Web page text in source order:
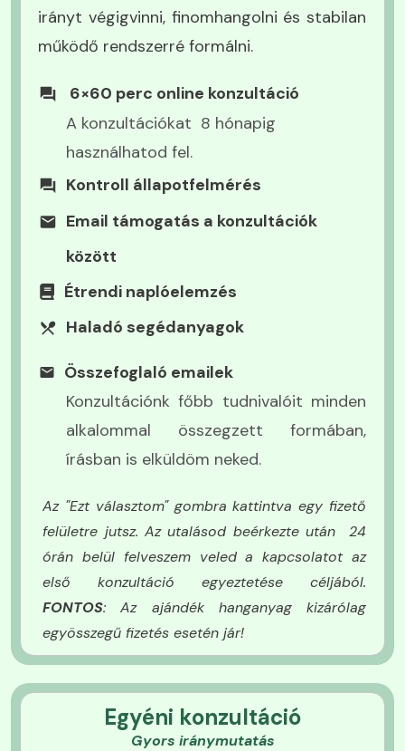
irányt végigvinni, finomhangolni és stabilan
működő rendszerré formálni.
6×60 perc online konzultáció
A konzultációkat 8 hónapig
használhatod fel.
Kontroll állapotfelmérés
Email támogatás a konzultációk
között
Étrendi naplóelemzés
Haladó segédanyagok
Relaxációs hanganyag (17 900
Ft értékben)
Relaxációs és regenerációt támogató anyagok,
amelyek támgatják a stresszoldást.
Összefoglaló emailek
Konzultációnk főbb tudnivalóit minden
alkalommal összegzett formában,
írásban is elküldöm neked.
Az "Ezt választom" gombra kattintva egy fizető
felületre jutsz. Az utalásod beérkezte után 24
órán belül felveszem veled a kapcsolatot az
első konzultáció egyeztetése céljából.
FONTOS: Az ajándék hanganyag kizárólag
egyösszegű fizetés esetén jár!
Egyéni konzultáció
Gyors iránymutatás